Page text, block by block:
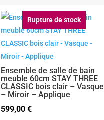
Rupture de stock
Ensemble de salle de bain
meuble 60cm STAY THREE
CLASSIC bois clair – Vasque
– Miroir – Applique
599,00€